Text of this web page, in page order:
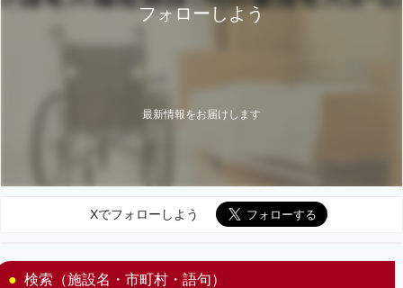
フォローしよう
最新情報をお届けします
Xでフォローしよう
検索（施設名・市町村・語句）